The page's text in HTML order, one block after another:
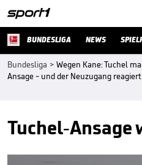
BUNDESLIGA NEWS
Bundesliga > Wegen Kane: Tuchel
Ansage - und der Neuzugang reagiert
Tuchel-Ansage